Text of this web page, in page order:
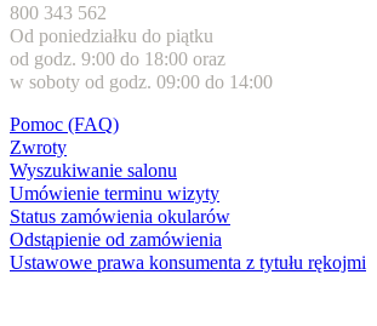
800 343 562
Od poniedziałku do piątku
od godz. 9:00 do 18:00 oraz
w soboty od godz. 09:00 do 14:00
Pomoc (FAQ)
Zwroty
Wyszukiwanie salonu
Umówienie terminu wizyty
Status zamówienia okularów
Odstąpienie od zamówienia
Ustawowe prawa konsumenta z tytułu rękojmi